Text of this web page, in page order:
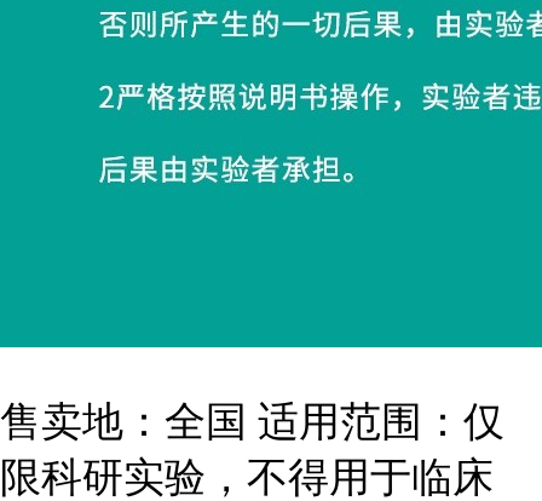
售卖地：全国 适用范围：仅
限科研实验，不得用于临床